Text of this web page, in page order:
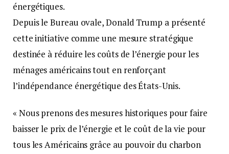
énergétiques.
Depuis le Bureau ovale, Donald Trump a présenté
cette initiative comme une mesure stratégique
destinée à réduire les coûts de l’énergie pour les
ménages américains tout en renforçant
l’indépendance énergétique des États-Unis.
« Nous prenons des mesures historiques pour faire
baisser le prix de l’énergie et le coût de la vie pour
tous les Américains grâce au pouvoir du charbon